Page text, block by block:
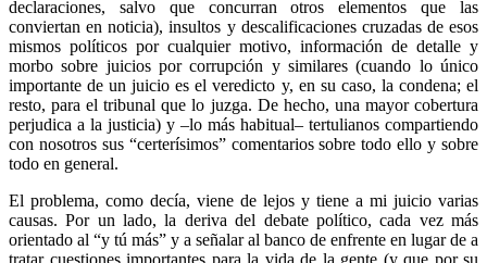
declaraciones, salvo que concurran otros elementos que las
conviertan en noticia), insultos y descalificaciones cruzadas de esos
mismos políticos por cualquier motivo, información de detalle y
morbo sobre juicios por corrupción y similares (cuando lo único
importante de un juicio es el veredicto y, en su caso, la condena; el
resto, para el tribunal que lo juzga. De hecho, una mayor cobertura
perjudica a la justicia) y –lo más habitual– tertulianos compartiendo
con nosotros sus “certerísimos” comentarios sobre todo ello y sobre
todo en general.
El problema, como decía, viene de lejos y tiene a mi juicio varias
causas. Por un lado, la deriva del debate político, cada vez más
orientado al “y tú más” y a señalar al banco de enfrente en lugar de a
tratar cuestiones importantes para la vida de la gente (y que por su